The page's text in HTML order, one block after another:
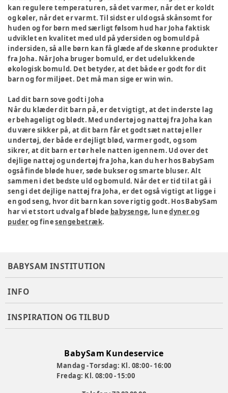
kan regulere temperaturen, så det varmer, når det er koldt
og køler, når det er varmt. Til sidst er uld også skånsomt for
huden og for børn med særligt følsom hud har Joha faktisk
udviklet en kvalitet med uld på ydersiden og bomuld på
indersiden, så alle børn kan få glæde af de skønne produkter
fra Joha. Når Joha bruger bomuld, er det udelukkende
økologisk bomuld. Det betyder, at det både er godt for dit
barn og for miljøet. Det må man sige er win win.
Lad dit barn sove godt i Joha
Når du klæder dit barn på, er det vigtigt, at det inderste lag
er behageligt og blødt. Med undertøj og nattøj fra Joha kan
du være sikker på, at dit barn får et godt sæt nattøj eller
undertøj, der både er dejligt blød, varmer godt, og som
sikrer, at dit barn er tør hele natten igennem. Ud over det
dejlige nattøj og undertøj fra Joha, kan du her hos BabySam
også finde bløde huer, søde bukser og smarte bluser. Alt
sammen i det bedste uld og bomuld. Når det er tid til at gå i
seng i det dejlige nattøj fra Joha, er det også vigtigt at ligge i
en god seng, hvor dit barn kan sove rigtig godt. Hos BabySam
har vi et stort udvalg af bløde babysenge, lunedyner og
puderog finesengebetræk.
BABYSAM INSTITUTION
INFO
INSPIRATION OG TILBUD
BabySam Kundeservice
Mandag - Torsdag: Kl. 08:00 - 16:00
Fredag: Kl. 08:00 - 15:00